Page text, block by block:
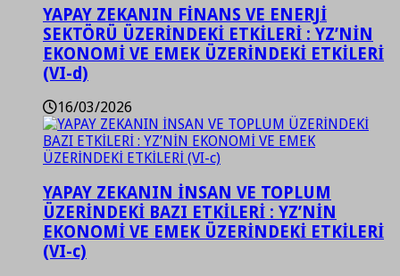
YAPAY ZEKANIN FİNANS VE ENERJİ
SEKTÖRÜ ÜZERİNDEKİ ETKİLERİ : YZ’NİN
EKONOMİ VE EMEK ÜZERİNDEKİ ETKİLERİ
(VI-d)
16/03/2026
YAPAY ZEKANIN İNSAN VE TOPLUM
ÜZERİNDEKİ BAZI ETKİLERİ : YZ’NİN
EKONOMİ VE EMEK ÜZERİNDEKİ ETKİLERİ
(VI-c)